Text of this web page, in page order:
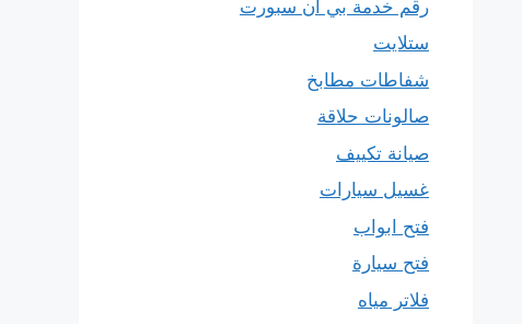
رقم خدمة بي ان سبورت
ستلايت
شفاطات مطابخ
صالونات حلاقة
صيانة تكييف
غسيل سيارات
فتح ابواب
فتح سيارة
فلاتر مياه